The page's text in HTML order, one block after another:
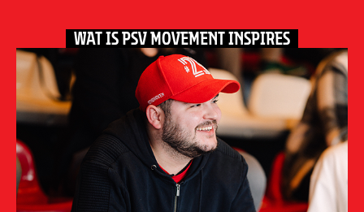
WAT IS PSV MOVEMENT INSPIRES